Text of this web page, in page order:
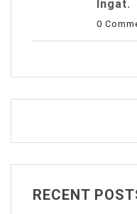
Ingat.
0
RECENT